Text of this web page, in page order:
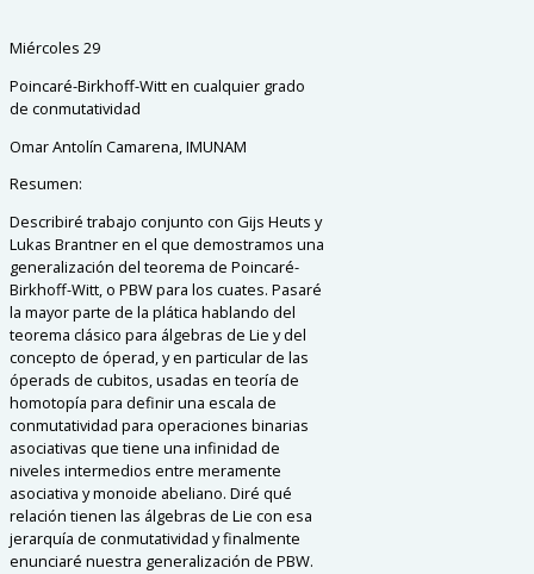
Miércoles 29
Poincaré-Birkhoff-Witt en cualquier grado
de conmutatividad
Omar Antolín Camarena, IMUNAM
Resumen:
Describiré trabajo conjunto con Gijs Heuts y
Lukas Brantner en el que demostramos una
generalización del teorema de Poincaré-
Birkhoff-Witt, o PBW para los cuates. Pasaré
la mayor parte de la plática hablando del
teorema clásico para álgebras de Lie y del
concepto de óperad, y en particular de las
óperads de cubitos, usadas en teoría de
homotopía para definir una escala de
conmutatividad para operaciones binarias
asociativas que tiene una infinidad de
niveles intermedios entre meramente
asociativa y monoide abeliano. Diré qué
relación tienen las álgebras de Lie con esa
jerarquía de conmutatividad y finalmente
enunciaré nuestra generalización de PBW.